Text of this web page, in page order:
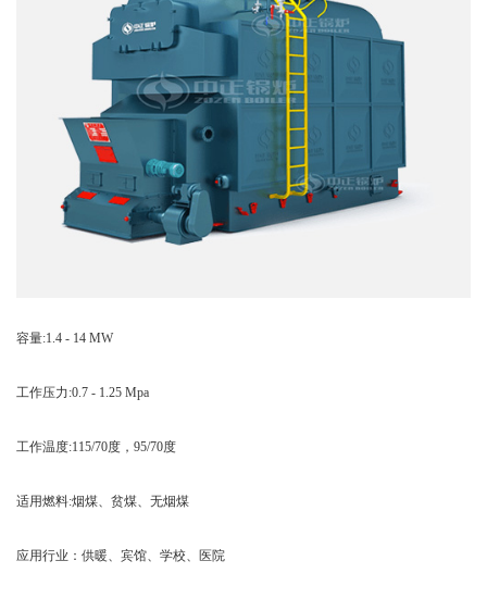
容量:1.4 - 14 MW
工作压力:0.7 - 1.25 Mpa
工作温度:115/70度，95/70度
适用燃料:烟煤、贫煤、无烟煤
应用行业：供暖、宾馆、学校、医院